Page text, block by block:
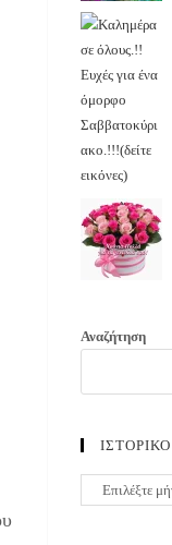
Αναζήτηση
ΙΣΤΟΡΙΚΟ
ΙΣΤΟΡΙΚΟ